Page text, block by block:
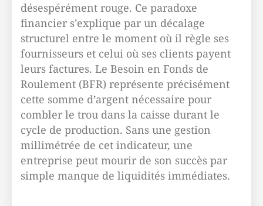
désespérément rouge. Ce paradoxe
financier s’explique par un décalage
structurel entre le moment où il règle ses
fournisseurs et celui où ses clients payent
leurs factures. Le Besoin en Fonds de
Roulement (BFR) représente précisément
cette somme d’argent nécessaire pour
combler le trou dans la caisse durant le
cycle de production. Sans une gestion
millimétrée de cet indicateur, une
entreprise peut mourir de son succès par
simple manque de liquidités immédiates.